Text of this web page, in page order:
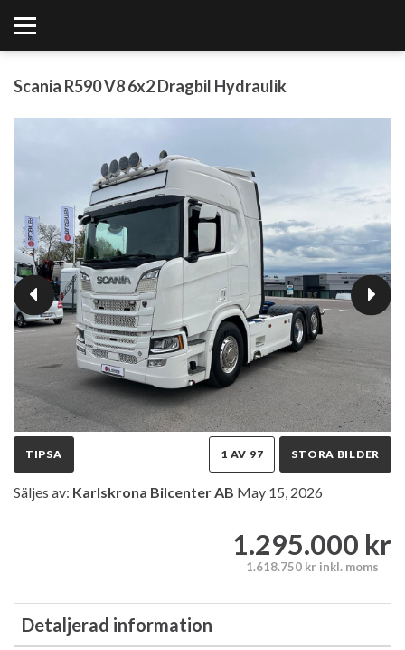
Scania R590 V8 6x2 Dragbil Hydraulik
TIPSA STORA BILDER
1 AV 97
Säljes av: Karlskrona Bilcenter AB May 15, 2026
1.295.000 kr
1.618.750 kr inkl. moms
Detaljerad information